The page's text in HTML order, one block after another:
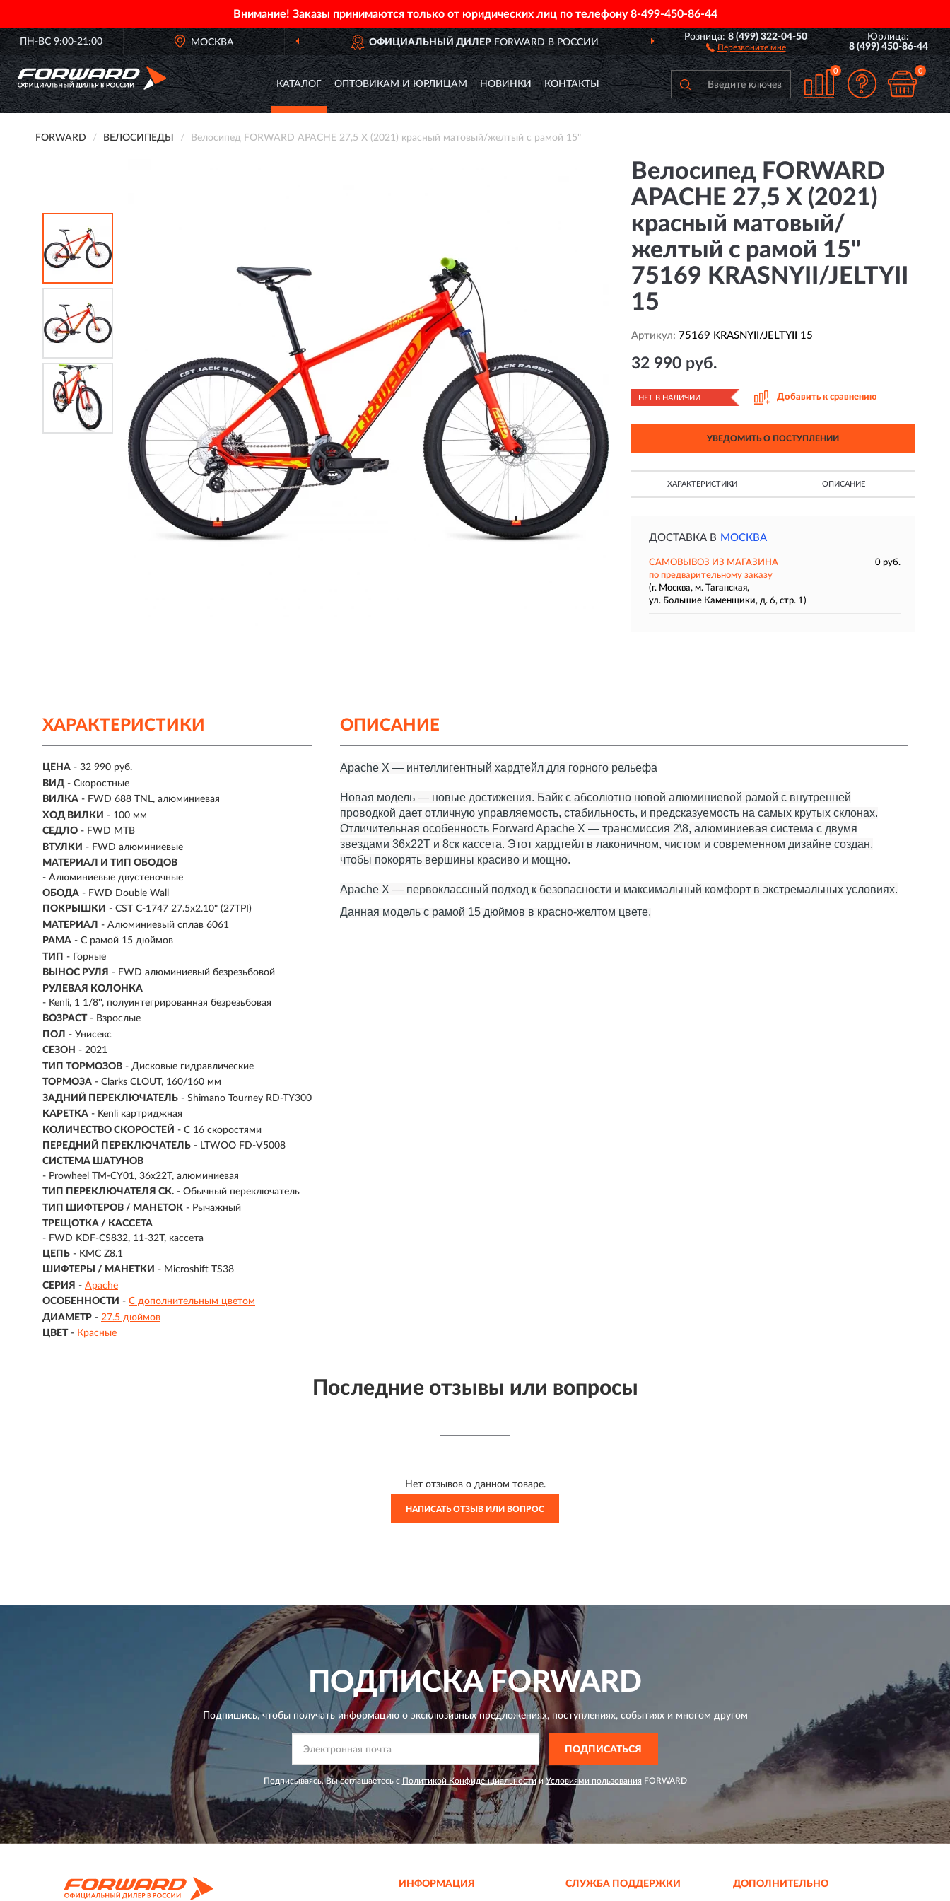
Внимание! Заказы принимаются только от юридических лиц по телефону8-499-450-86-44
ПН-ВС 9:00-21:00 МОСКВА ОФИЦИАЛЬНЫЙ ДИЛЕР FORWARD В РОССИИ ДОСТАВИМПО ВСЕЙ РОССИИ
Розница:8 (499) 322-04-50
Перезвоните мне
Юрлица:
8 (499) 450-86-44
КАТАЛОГ ОПТОВИКАМ И ЮРЛИЦАМ НОВИНКИ КОНТАКТЫ
0 0
FORWARD ВЕЛОСИПЕДЫ Велосипед FORWARD APACHE 27,5 X (2021) красный матовый/желтый с рамой 15"
Велосипед FORWARD
APACHE 27,5 X (2021)
красный матовый/
желтый с рамой 15"
75169 KRASNYII/JELTYII
15
Артикул: 75169 KRASNYII/JELTYII 15
32 990 руб.
НЕТ В НАЛИЧИИ Добавить к сравнению
УВЕДОМИТЬ О ПОСТУПЛЕНИИ
ХАРАКТЕРИСТИКИ ОПИСАНИЕ
ДОСТАВКА В МОСКВА
САМОВЫВОЗ ИЗ МАГАЗИНА
0 руб.
по предварительному заказу
(г. Москва, м. Таганская,
ул. Большие Каменщики, д. 6, стр. 1)
ХАРАКТЕРИСТИКИ
ЦЕНА - 32 990 руб.
ВИД - Скоростные
ВИЛКА - FWD 688 TNL, алюминиевая
ХОД ВИЛКИ - 100 мм
СЕДЛО - FWD MTB
ВТУЛКИ - FWD алюминиевые
МАТЕРИАЛ И ТИП ОБОДОВ
- Алюминиевые двустеночные
ОБОДА - FWD Double Wall
ПОКРЫШКИ - CST C-1747 27.5x2.10" (27TPI)
МАТЕРИАЛ - Алюминиевый сплав 6061
РАМА - С рамой 15 дюймов
ТИП - Горные
ВЫНОС РУЛЯ - FWD алюминиевый безрезьбовой
РУЛЕВАЯ КОЛОНКА
- Kenli, 1 1/8'', полуинтегрированная безрезьбовая
ВОЗРАСТ - Взрослые
ПОЛ - Унисекс
СЕЗОН - 2021
ТИП ТОРМОЗОВ - Дисковые гидравлические
ТОРМОЗА - Clarks CLOUT, 160/160 мм
ЗАДНИЙ ПЕРЕКЛЮЧАТЕЛЬ - Shimano Tourney RD-TY300
КАРЕТКА - Kenli картриджная
КОЛИЧЕСТВО СКОРОСТЕЙ - С 16 скоростями
ПЕРЕДНИЙ ПЕРЕКЛЮЧАТЕЛЬ - LTWOO FD-V5008
СИСТЕМА ШАТУНОВ
- Prowheel TM-CY01, 36x22T, алюминиевая
ТИП ПЕРЕКЛЮЧАТЕЛЯ СК. - Обычный переключатель
ТИП ШИФТЕРОВ / МАНЕТОК - Рычажный
ТРЕЩОТКА / КАССЕТА
- FWD KDF-CS832, 11-32T, кассета
ЦЕПЬ - KMC Z8.1
ШИФТЕРЫ / МАНЕТКИ - Microshift TS38
СЕРИЯ - Apache
ОСОБЕННОСТИ - С дополнительным цветом
ДИАМЕТР - 27.5 дюймов
ЦВЕТ - Красные
ОПИСАНИЕ
Apache X — интеллигентный хардтейл для горного рельефа
Новая модель — новые достижения. Байк с абсолютно новой алюминиевой рамой с внутренней
проводкой дает отличную управляемость, стабильность, и предсказуемость на самых крутых склонах.
Отличительная особенность Forward Apache X — трансмиссия 2\8, алюминиевая система с двумя
звездами 36x22T и 8ск кассета. Этот хардтейл в лаконичном, чистом и современном дизайне создан,
чтобы покорять вершины красиво и мощно.
Apache X — первоклассный подход к безопасности и максимальный комфорт в экстремальных условиях.
Данная модель с рамой 15 дюймов в красно-желтом цвете.
Последние отзывы или вопросы
Нет отзывов о данном товаре.
НАПИСАТЬ ОТЗЫВ ИЛИ ВОПРОС
ПОДПИСКАFORWARD
Подпишись, чтобы получать информацию о эксклюзивных предложениях,поступлениях, событиях и многом другом
ПОДПИСАТЬСЯ
Подписываясь, Вы соглашаетесь с Политикой Конфиденциальности и Условиями пользования FORWARD
ИНФОРМАЦИЯ СЛУЖБА ПОДДЕРЖКИ ДОПОЛНИТЕЛЬНО